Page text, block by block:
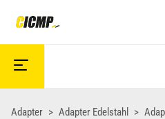
Adapter Adapter Edelstahl